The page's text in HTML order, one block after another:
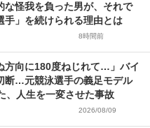
な怪我を負った男が、それで
手」を続けられる理由とは
8時間前
方向に180度ねじれて…」バイ
断…元競泳選手の義足モデル
、人生を一変させた事故
2026/08/09